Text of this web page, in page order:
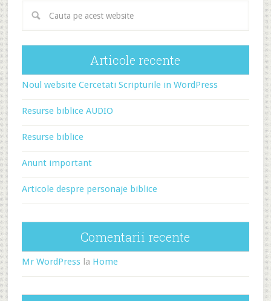
Articole recente
Noul website Cercetati Scripturile in WordPress
Resurse biblice AUDIO
Resurse biblice
Anunt important
Articole despre personaje biblice
Comentarii recente
Mr WordPressla Home